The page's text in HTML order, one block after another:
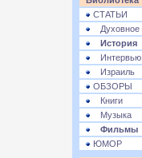
СТАТЬИ
Духовное
История
Интервью
Израиль
ОБЗОРЫ
Книги
Музыка
Фильмы
ЮМОР